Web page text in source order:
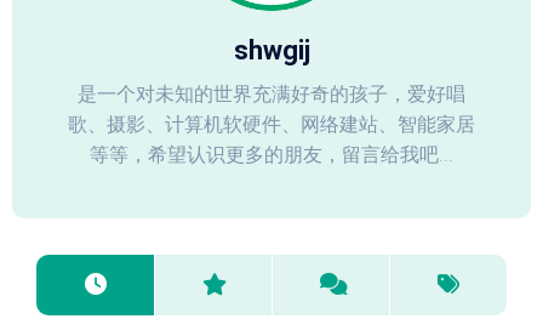
shwgij
是一个对未知的世界充满好奇的孩子，爱好唱
歌、摄影、计算机软硬件、网络建站、智能家居
等等，希望认识更多的朋友，留言给我吧...